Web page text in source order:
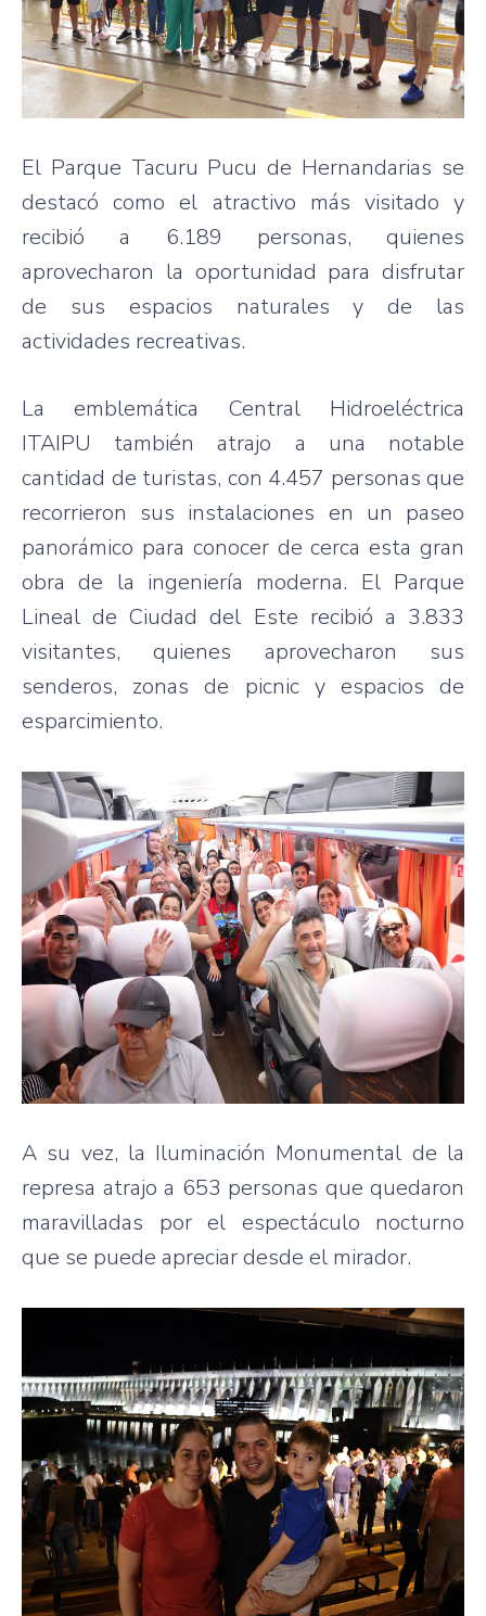
El Parque Tacuru Pucu de Hernandarias se
destacó como el atractivo más visitado y
recibió a 6.189 personas, quienes
aprovecharon la oportunidad para disfrutar
de sus espacios naturales y de las
actividades recreativas.
La emblemática Central Hidroeléctrica
ITAIPU también atrajo a una notable
cantidad de turistas, con 4.457 personas que
recorrieron sus instalaciones en un paseo
panorámico para conocer de cerca esta gran
obra de la ingeniería moderna. El Parque
Lineal de Ciudad del Este recibió a 3.833
visitantes, quienes aprovecharon sus
senderos, zonas de picnic y espacios de
esparcimiento.
A su vez, la Iluminación Monumental de la
represa atrajo a 653 personas que quedaron
maravilladas por el espectáculo nocturno
que se puede apreciar desde el mirador.